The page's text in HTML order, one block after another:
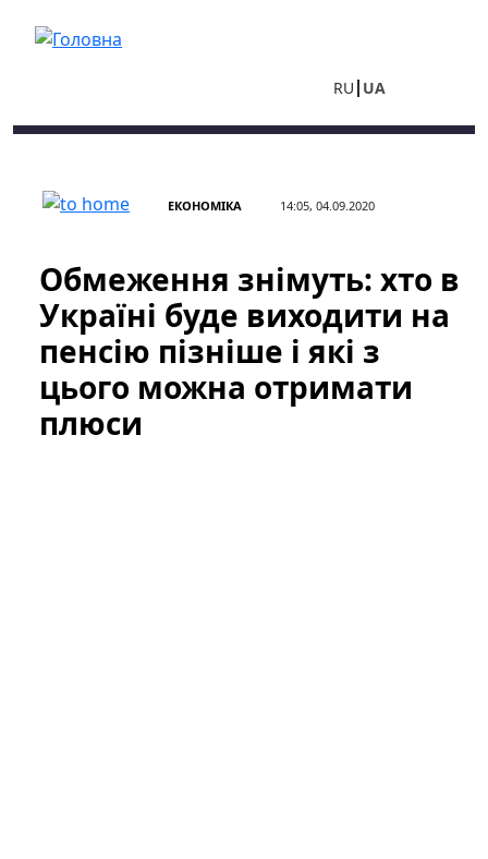
RU UA
ЕКОНОМІКА 14:05, 04.09.2020
Обмеження знімуть: хто в
Україні буде виходити на
пенсію пізніше і які з
цього можна отримати
плюси